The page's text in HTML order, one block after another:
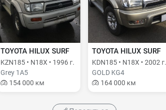
TOYOTA HILUX SURF
KZN185 • N18X • 1996 г.
Grey 1A5
154 000 км
TOYOTA HILUX SURF
KDN185 • N18X • 2002 г.
GOLD KG4
164 000 км